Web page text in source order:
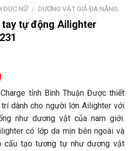
DỤC NỮ / DƯƠNG VẬT GIẢ ĐA NĂNG
tự động Ailighter
tỉnh Bình Thuận Được thiết
dành cho người lớn Ailighter với
như dương vật của nam giới.
có lớp da mịn bên ngoài và
cấu tạo tương tự như dương vật